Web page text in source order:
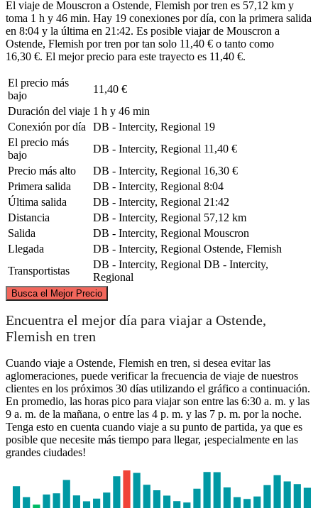
El viaje de Mouscron a Ostende, Flemish por tren es 57,12 km y
toma 1 h y 46 min. Hay 19 conexiones por día, con la primera salida
en 8:04 y la última en 21:42. Es posible viajar de Mouscron a
Ostende, Flemish por tren por tan solo 11,40 € o tanto como
16,30 €. El mejor precio para este trayecto es 11,40 €.
El precio más
bajo
11,40 €
Duración del viaje 1 h y 46 min
Conexión por día
DB - Intercity, Regional 19
El precio más
bajo
DB - Intercity, Regional 11,40 €
Precio más alto
DB - Intercity, Regional 16,30 €
Primera salida
DB - Intercity, Regional 8:04
Última salida
DB - Intercity, Regional 21:42
Distancia
DB - Intercity, Regional 57,12 km
Salida
DB - Intercity, Regional Mouscron
Llegada
DB - Intercity, Regional Ostende, Flemish
Transportistas
DB - Intercity, Regional DB - Intercity,
Regional
Busca el Mejor Precio
Encuentra el mejor día para viajar a Ostende,
Flemish en tren
Cuando viaje a Ostende, Flemish en tren, si desea evitar las
aglomeraciones, puede verificar la frecuencia de viaje de nuestros
clientes en los próximos 30 días utilizando el gráfico a continuación.
En promedio, las horas pico para viajar son entre las 6:30 a. m. y las
9 a. m. de la mañana, o entre las 4 p. m. y las 7 p. m. por la noche.
Tenga esto en cuenta cuando viaje a su punto de partida, ya que es
posible que necesite más tiempo para llegar, ¡especialmente en las
grandes ciudades!